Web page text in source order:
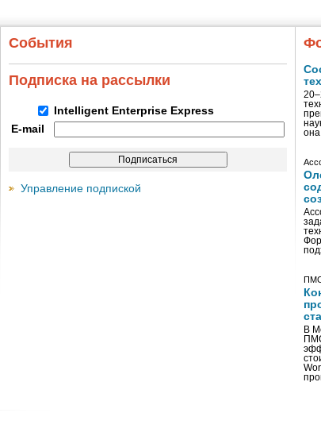
События
Подписка на рассылки
Intelligent Enterprise Express
E-mail
Управление подпиской
В